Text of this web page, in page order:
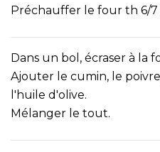
Préchauffer le four th 6/7
Dans un bol, écraser à la
Ajouter le cumin, le
l'huile d'olive.
Mélanger le tout.